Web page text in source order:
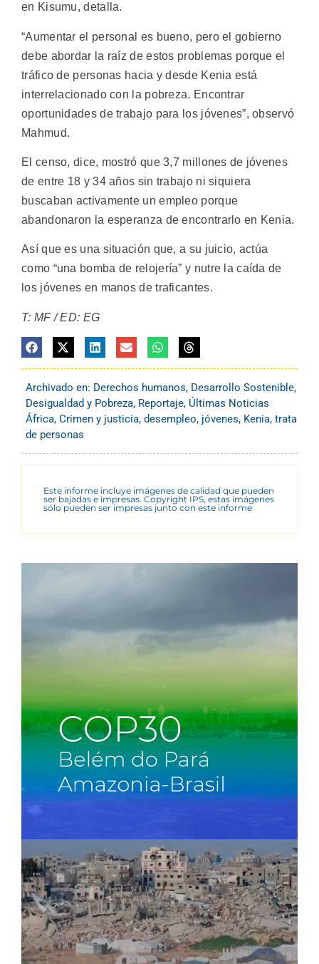
en Kisumu, detalla.
“Aumentar el personal es bueno, pero el gobierno
debe abordar la raíz de estos problemas porque el
tráfico de personas hacia y desde Kenia está
interrelacionado con la pobreza. Encontrar
oportunidades de trabajo para los jóvenes”, observó
Mahmud.
El censo, dice, mostró que 3,7 millones de jóvenes
de entre 18 y 34 años sin trabajo ni siquiera
buscaban activamente un empleo porque
abandonaron la esperanza de encontrarlo en Kenia.
Así que es una situación que, a su juicio, actúa
como “una bomba de relojería” y nutre la caída de
los jóvenes en manos de traficantes.
T: MF / ED: EG
Archivado en: Derechos humanos, Desarrollo Sostenible,
Desigualdad y Pobreza, Reportaje, Últimas Noticias
África, Crimen y justicia, desempleo, jóvenes, Kenia, trata
de personas
Este informe incluye imágenes de calidad que pueden
ser bajadas e impresas. Copyright IPS, estas imágenes
sólo pueden ser impresas junto con este informe